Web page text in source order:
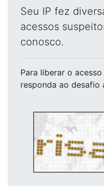
Seu IP fez
acessos
conosco.
Para liberar o acesso
responda ao desafio